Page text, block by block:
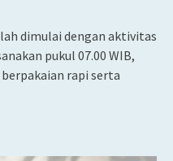
dimulai dengan aktivitas
pukul 07.00 WIB,
rapi serta